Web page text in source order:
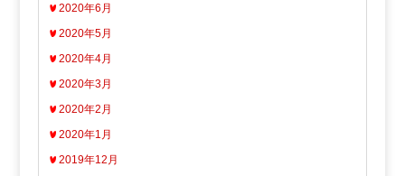
2020年6月
2020年5月
2020年4月
2020年3月
2020年2月
2020年1月
2019年12月